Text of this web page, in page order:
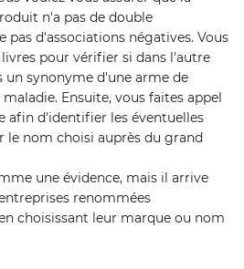
n'a pas de double
d'associations négatives. Vous
pour vérifier si dans l'autre
un synonyme d'une arme de
Ensuite, vous faites appel
afin d'identifier les éventuelles
le nom choisi auprès du grand
une évidence, mais il arrive
renommées
choisissant leur marque ou nom